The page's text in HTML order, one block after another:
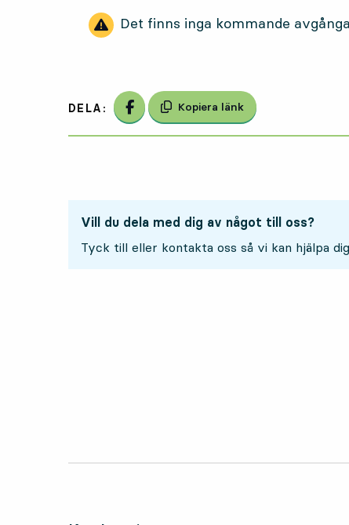
Det finns inga kommande
DELA: Dela på Facebook
Kopiera länk
Vill du dela med dig av något till oss?
Tyck till eller kontakta oss så vi kan hjälpa